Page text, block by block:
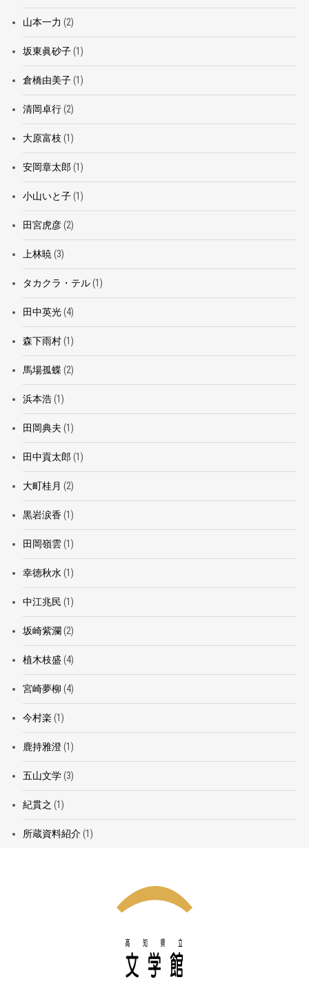
山本一力 (2)
坂東眞砂子(1)
倉橋由美子(1)
清岡卓行(2)
大原富枝 (1)
安岡章太郎 (1)
小山いと子(1)
田宮虎彦(2)
上林暁(3)
タカクラ・テル(1)
田中英光(4)
森下雨村(1)
馬場孤蝶 (2)
浜本浩(1)
田岡典夫 (1)
田中貢太郎 (1)
大町桂月 (2)
黒岩涙香(1)
田岡嶺雲(1)
幸徳秋水(1)
中江兆民 (1)
坂崎紫瀾 (2)
植木枝盛 (4)
宮崎夢柳 (4)
今村楽 (1)
鹿持雅澄(1)
五山文学(3)
紀貫之 (1)
所蔵資料紹介(1)